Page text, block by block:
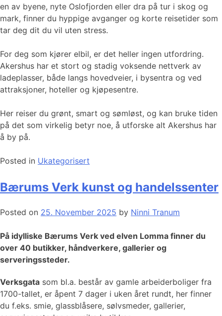
en av byene, nyte Oslofjorden eller dra på tur i skog og
mark, finner du hyppige avganger og korte reisetider som
tar deg dit du vil uten stress.
For deg som kjører elbil, er det heller ingen utfordring.
Akershus har et stort og stadig voksende nettverk av
ladeplasser, både langs hovedveier, i bysentra og ved
attraksjoner, hoteller og kjøpesentre.
Her reiser du grønt, smart og sømløst, og kan bruke tiden
på det som virkelig betyr noe, å utforske alt Akershus har
å by på.
Posted in Ukategorisert
Bærums Verk kunst og handelssenter
Posted on 25. November 2025 by Ninni Tranum
På idylliske Bærums Verk ved elven Lomma finner du
over 40 butikker, håndverkere, gallerier og
serveringssteder.
Verksgata som bl.a. består av gamle arbeiderboliger fra
1700-tallet, er åpent 7 dager i uken året rundt, her finner
du f.eks. smie, glassblåsere, sølvsmeder, gallerier,